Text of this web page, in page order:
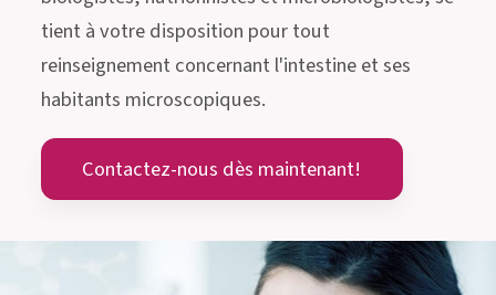
tient à votre disposition pour tout
reinseignement concernant l'intestine et ses
habitants microscopiques.
Contactez-nous dès maintenant!